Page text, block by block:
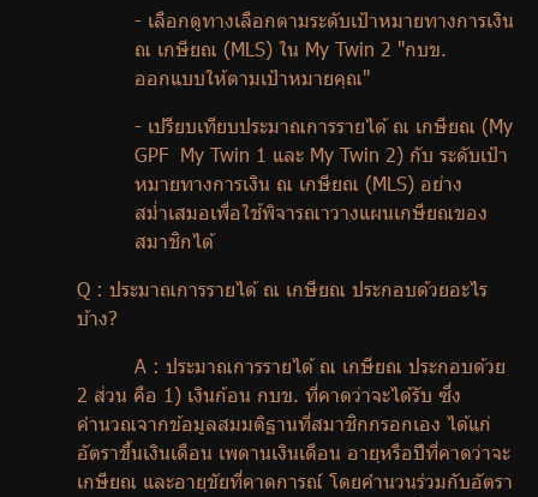
- เลือกดูทางเลือกตามระดับเป้าหมายทางการเงิน
ณ เกษียณ (MLS) ใน My Twin 2 "กบข.
ออกแบบให้ตามเป้าหมายคุณ"
- เปรียบเทียบประมาณการรายได้ ณ เกษียณ (My
GPF My Twin 1 และ My Twin 2) กับ ระดับเป้า
หมายทางการเงิน ณ เกษียณ (MLS) อย่าง
สม่ำเสมอเพื่อใช้พิจารณาวางแผนเกษียณของ
สมาชิกได้
Q : ประมาณการรายได้ ณ เกษียณ ประกอบด้วยอะไร
บ้าง?
A : ประมาณการรายได้ ณ เกษียณ ประกอบด้วย
2 ส่วน คือ 1) เงินก้อน กบข. ที่คาดว่าจะได้รับ ซึ่ง
คำนวณจากข้อมูลสมมติฐานที่สมาชิกกรอกเอง ได้แก่
อัตราขึ้นเงินเดือน เพดานเงินเดือน อายุหรือปีที่คาดว่าจะ
เกษียณ และอายุขัยที่คาดการณ์ โดยคำนวนร่วมกับอัตรา